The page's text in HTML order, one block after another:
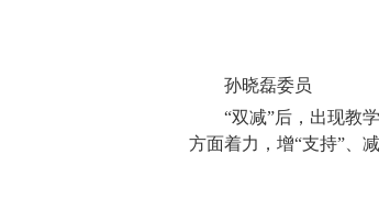
孙晓磊委员
“双减”后，出现教
方面着力，增“支持”、